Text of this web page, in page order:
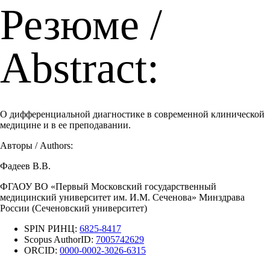
Резюме /
Abstract:
О дифференциальной диагностике в современной клинической
медицине и в ее преподавании.
Авторы / Authors:
Фадеев В.В.
ФГАОУ ВО «Первый Московский государственный
медицинский университет им. И.М. Сеченова» Минздрава
России (Сеченовский университет)
SPIN РИНЦ: 6825-8417
Scopus AuthorID: 7005742629
ORCID: 0000-0002-3026-6315